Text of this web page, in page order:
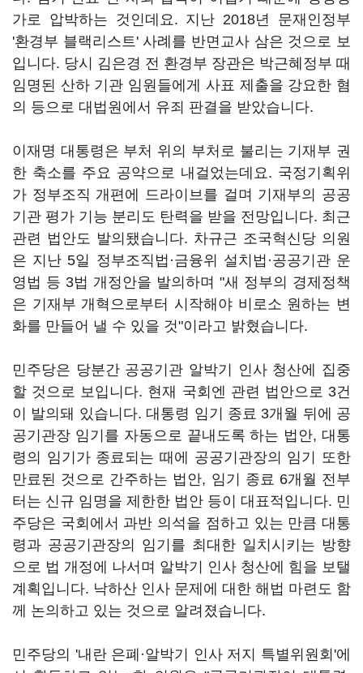
가로 압박하는 것인데요. 지난 2018년 문재인정부
'환경부 블랙리스트' 사례를 반면교사 삼은 것으로 보
입니다. 당시 김은경 전 환경부 장관은 박근혜정부 때
임명된 산하 기관 임원들에게 사표 제출을 강요한 혐
의 등으로 대법원에서 유죄 판결을 받았습니다.
이재명 대통령은 부처 위의 부처로 불리는 기재부 권
한 축소를 주요 공약으로 내걸었는데요. 국정기획위
가 정부조직 개편에 드라이브를 걸며 기재부의 공공
기관 평가 기능 분리도 탄력을 받을 전망입니다. 최근
관련 법안도 발의됐습니다. 차규근 조국혁신당 의원
은 지난 5일 정부조직법·금융위 설치법·공공기관 운
영법 등 3법 개정안을 발의하며 "새 정부의 경제정책
은 기재부 개혁으로부터 시작해야 비로소 원하는 변
화를 만들어 낼 수 있을 것"이라고 밝혔습니다.
민주당은 당분간 공공기관 알박기 인사 청산에 집중
할 것으로 보입니다. 현재 국회엔 관련 법안으로 3건
이 발의돼 있습니다. 대통령 임기 종료 3개월 뒤에 공
공기관장 임기를 자동으로 끝내도록 하는 법안, 대통
령의 임기가 종료되는 때에 공공기관장의 임기 또한
만료된 것으로 간주하는 법안, 임기 종료 6개월 전부
터는 신규 임명을 제한한 법안 등이 대표적입니다. 민
주당은 국회에서 과반 의석을 점하고 있는 만큼 대통
령과 공공기관장의 임기를 최대한 일치시키는 방향
으로 법 개정에 나서며 알박기 인사 청산에 힘을 보탤
계획입니다. 낙하산 인사 문제에 대한 해법 마련도 함
께 논의하고 있는 것으로 알려졌습니다.
민주당의 '내란 은폐·알박기 인사 저지 특별위원회'에